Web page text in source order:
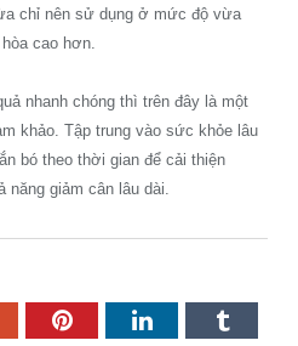
chỉ nên sử dụng ở mức độ vừa
cao hơn.
nhanh chóng thì trên đây là một
khảo. Tập trung vào sức khỏe lâu
bó theo thời gian để cải thiện
năng giảm cân lâu dài.
PinterestLinkedIn